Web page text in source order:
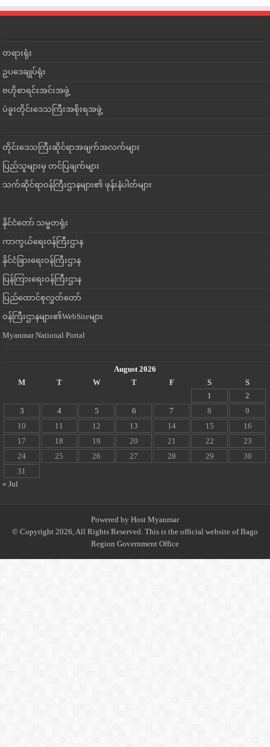
တရားရုံး
ဥပဒေချုပ်ရုံး
ဗဟိုစာရင်းအင်းအဖွဲ့
ပဲခူးတိုင်းဒေသကြီးအစိုးရအဖွဲ့
တိုင်းဒေသကြီးဆိုင်ရာအချက်အလက်များ
ပြည်သူများမှ တင်ပြချက်များ
သက်ဆိုင်ရာဝန်ကြီးဌာနများ၏ ဖုန်းနံပါတ်များ
နိုင်ငံတော် သမ္မတရုံး
ကာကွယ်ရေးဝန်ကြီးဌာန
နိုင်ငံခြားရေးဝန်ကြီးဌာန
ပြန်ကြားရေးဝန်ကြီးဌာန
ပြည်ထောင်စုလွှတ်တော်
ဝန်ကြီးဌာနများ၏WebSiteများ
Myanmar National Portal
August 2026
M
T W T F S
S
1
2
3
4 5 6 7 8
9
10
11 12 13 14 15
16
17
18 19 20 21 22
23
24
25 26 27 28 29
30
31
« Jul
Powered by Host Myanmar
© Copyright 2026, All Rights Reserved. This is the official website of Bago
Region Government Office